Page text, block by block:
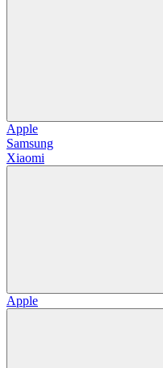
Apple
Samsung
Xiaomi
Apple